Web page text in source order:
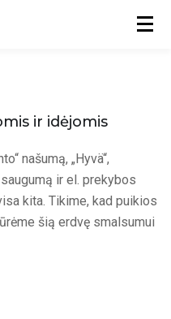
ir idėjomis
našumą, „Hyvä“,
ir el. prekybos
kita. Tikime, kad puikios
šią erdvę smalsumui